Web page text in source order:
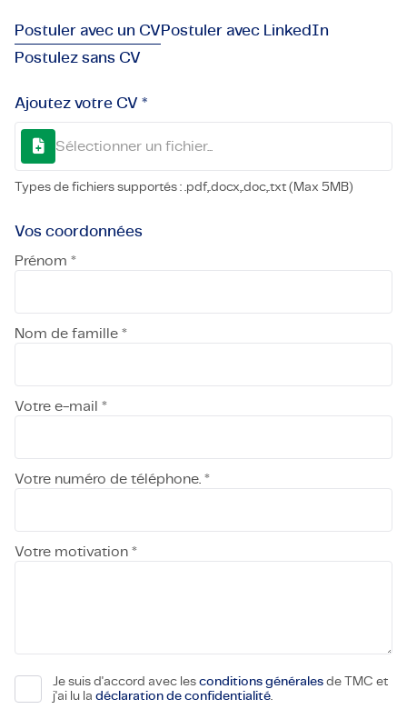
Postuler avec un CVPostuler avec LinkedIn
Postulez sans CV
Ajoutez votre CV *
Sélectionner un fichier...
Types de fichiers supportés : .pdf,.docx,.doc,.txt (Max 5MB)
Vos coordonnées
Prénom *
Nom de famille *
Votre e-mail *
Votre numéro de téléphone. *
Votre motivation *
Je suis d'accord avec les conditions générales de TMC et
j'ai lu la déclaration de confidentialité.